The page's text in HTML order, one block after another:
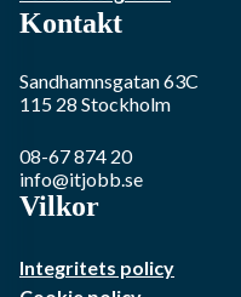
Kontakt
Sandhamnsgatan 63C
115 28 Stockholm
08-67 874 20
info@itjobb.se
Vilkor
Integritets policy